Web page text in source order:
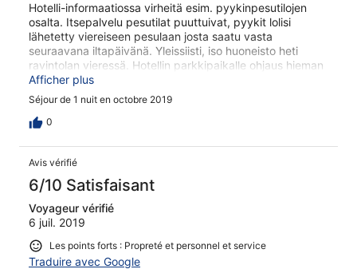
Hotelli-informaatiossa virheitä esim. pyykinpesutilojen
osalta. Itsepalvelu pesutilat puuttuivat, pyykit lolisi
lähetetty viereiseen pesulaan josta saatu vasta
seuraavana iltapäivänä. Yleissiisti, iso huoneisto heti
ravintolan vieressä. Hotellin parkkipaikalle ohjaus hieman
haasteellista. Ystävällinen henkilökunta.
Afficher plus
Séjour de 1 nuit en octobre 2019
0
Avis vérifié
6/10 Satisfaisant
Voyageur vérifié
6 juil. 2019
Les points forts : Propreté et personnel et service
Traduire avec Google